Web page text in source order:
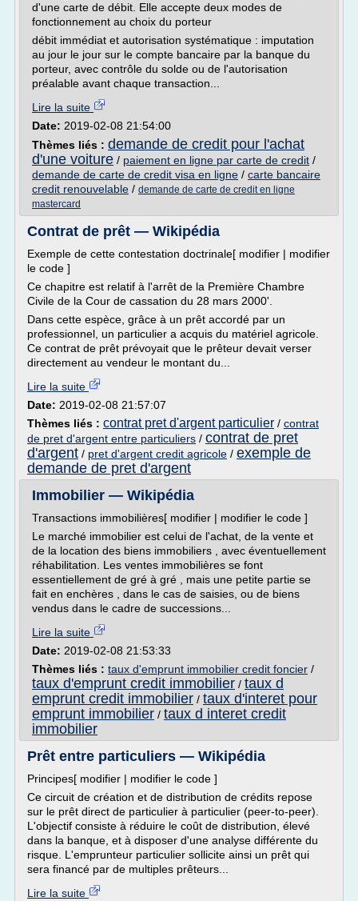
d'une carte de débit. Elle accepte deux modes de
fonctionnement au choix du porteur
débit immédiat et autorisation systématique : imputation
au jour le jour sur le compte bancaire par la banque du
porteur, avec contrôle du solde ou de l'autorisation
préalable avant chaque transaction...
Lire la suite
Date: 2019-02-08 21:54:00
Thèmes liés : demande de credit pour l'achat
d'une voiture / paiement en ligne par carte de credit /
demande de carte de credit visa en ligne / carte bancaire
credit renouvelable / demande de carte de credit en ligne
mastercard
Contrat de prêt — Wikipédia
Exemple de cette contestation doctrinale[ modifier | modifier
le code ]
Ce chapitre est relatif à l'arrêt de la Première Chambre
Civile de la Cour de cassation du 28 mars 2000'.
Dans cette espèce, grâce à un prêt accordé par un
professionnel, un particulier a acquis du matériel agricole.
Ce contrat de prêt prévoyait que le prêteur devait verser
directement au vendeur le montant du...
Lire la suite
Date: 2019-02-08 21:57:07
Thèmes liés : contrat pret d'argent particulier / contrat
de pret d'argent entre particuliers / contrat de pret
d'argent / pret d'argent credit agricole / exemple de
demande de pret d'argent
Immobilier — Wikipédia
Transactions immobilières[ modifier | modifier le code ]
Le marché immobilier est celui de l'achat, de la vente et
de la location des biens immobiliers , avec éventuellement
réhabilitation. Les ventes immobilières se font
essentiellement de gré à gré , mais une petite partie se
fait en enchères , dans le cas de saisies, ou de biens
vendus dans le cadre de successions...
Lire la suite
Date: 2019-02-08 21:53:33
Thèmes liés : taux d'emprunt immobilier credit foncier /
taux d'emprunt credit immobilier / taux d
emprunt credit immobilier / taux d'interet pour
emprunt immobilier / taux d interet credit
immobilier
Prêt entre particuliers — Wikipédia
Principes[ modifier | modifier le code ]
Ce circuit de création et de distribution de crédits repose
sur le prêt direct de particulier à particulier (peer-to-peer).
L'objectif consiste à réduire le coût de distribution, élevé
dans la banque, et à disposer d'une analyse différente du
risque. L'emprunteur particulier sollicite ainsi un prêt qui
sera financé par de multiples prêteurs...
Lire la suite